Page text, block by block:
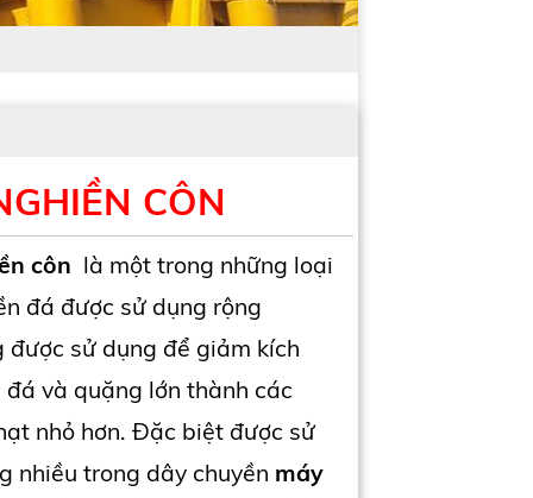
CÔN
côn là một trong những loại
đá được sử dụng rộng
được sử dụng để giảm kích
và quặng lớn thành các
nhỏ hơn. Đặc biệt được sử
nhiều trong dây chuyền máy